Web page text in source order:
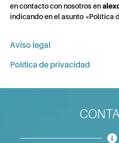
en contacto con nosotros en
indicando en el asunto «Política
Aviso legal
Política de privacidad